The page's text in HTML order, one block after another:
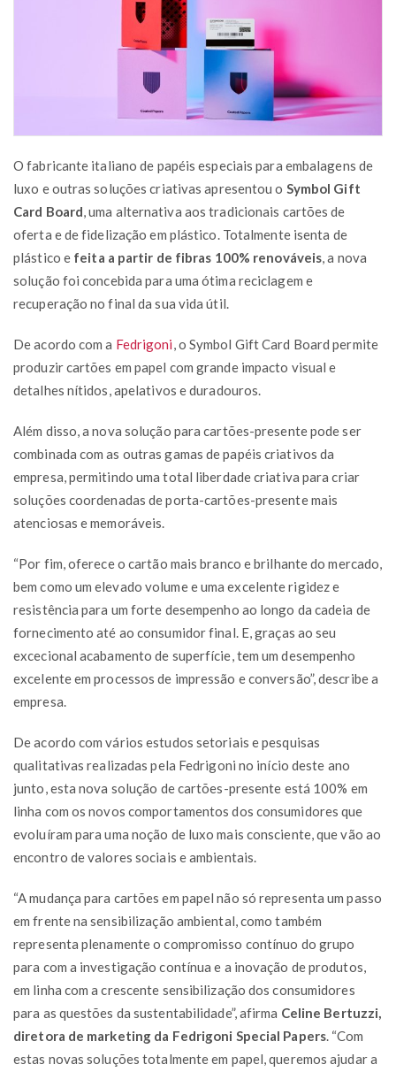
O fabricante italiano de papéis especiais para embalagens de
luxo e outras soluções criativas apresentou o Symbol Gift
Card Board , uma alternativa aos tradicionais cartões de
oferta e de fidelização em plástico. Totalmente isenta de
plástico e feita a partir de fibras 100% renováveis , a nova
solução foi concebida para uma ótima reciclagem e
recuperação no final da sua vida útil.
De acordo com a Fedrigoni , o Symbol Gift Card Board permite
produzir cartões em papel com grande impacto visual e
detalhes nítidos, apelativos e duradouros.
Além disso, a nova solução para cartões-presente pode ser
combinada com as outras gamas de papéis criativos da
empresa, permitindo uma total liberdade criativa para criar
soluções coordenadas de porta-cartões-presente mais
atenciosas e memoráveis.
“Por fim, oferece o cartão mais branco e brilhante do mercado,
bem como um elevado volume e uma excelente rigidez e
resistência para um forte desempenho ao longo da cadeia de
fornecimento até ao consumidor final. E, graças ao seu
excecional acabamento de superfície, tem um desempenho
excelente em processos de impressão e conversão”, describe a
empresa.
De acordo com vários estudos setoriais e pesquisas
qualitativas realizadas pela Fedrigoni no início deste ano
junto, esta nova solução de cartões-presente está 100% em
linha com os novos comportamentos dos consumidores que
evoluíram para uma noção de luxo mais consciente, que vão ao
encontro de valores sociais e ambientais.
“A mudança para cartões em papel não só representa um passo
em frente na sensibilização ambiental, como também
representa plenamente o compromisso contínuo do grupo
para com a investigação contínua e a inovação de produtos,
em linha com a crescente sensibilização dos consumidores
para as questões da sustentabilidade”, afirma Celine Bertuzzi,
diretora de marketing da Fedrigoni Special Papers. “Com
estas novas soluções totalmente em papel, queremos ajudar a